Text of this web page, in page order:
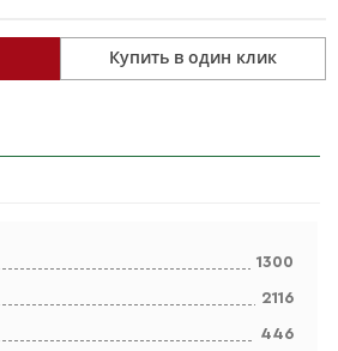
Купить в один клик
1300
2116
446